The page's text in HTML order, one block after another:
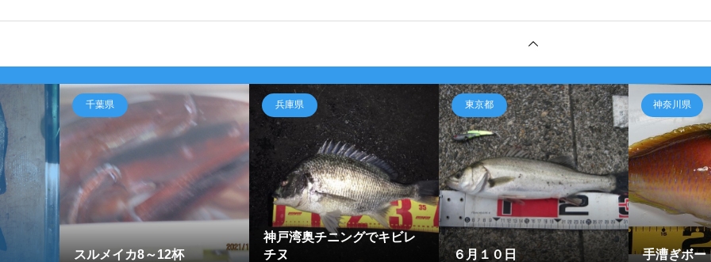
千葉県
スルメイカ8～12杯
兵庫県
神戸湾奥チニングでキビレ
チヌ
東京都
６月１０日
神奈川県
手漕ぎボー